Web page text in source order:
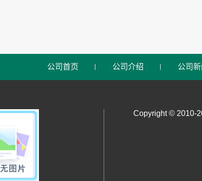
公司首页 公司介绍 公司新
Copyright © 2010-